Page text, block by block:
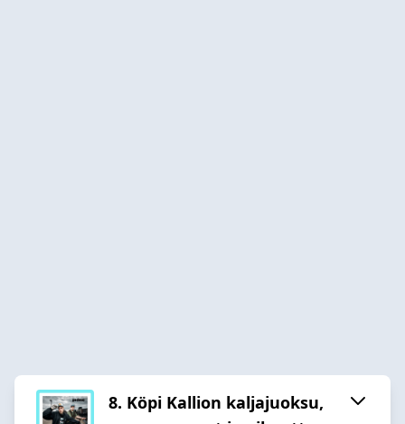
8. Köpi Kallion kaljajuoksu,